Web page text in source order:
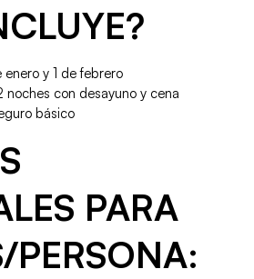
enero y 1 de febrero
con desayuno y cena
básico
PARA
PERSONA: